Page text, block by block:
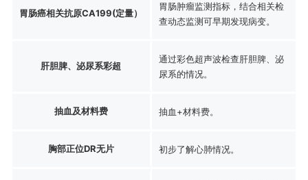
胃肠癌相关抗原CA199(定量）
胃肠肿瘤监测指标，结合相关检
查动态监测可早期发现病变。
肝胆脾、泌尿系彩超
通过彩色超声波检查肝胆脾、泌
尿系的情况。
抽血及材料费 抽血+材料费。
胸部正位DR无片 初步了解心肺情况。